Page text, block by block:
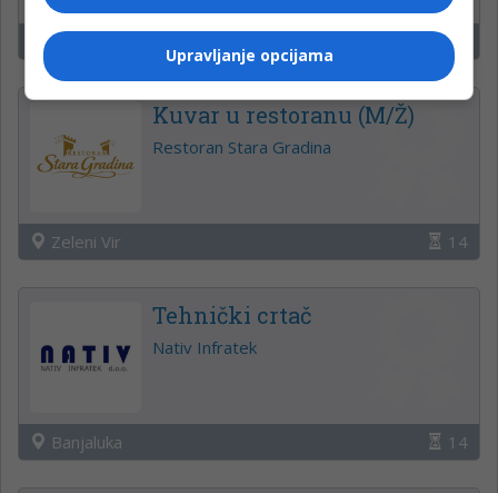
Banjaluka 14
Kuvar u restoranu (M/Ž)
Restoran Stara Gradina
Zeleni Vir 14
Tehnički crtač
Nativ Infratek
Banjaluka 14
Upravljanje opcijama